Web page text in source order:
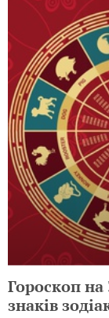
Гороскоп на
знаків